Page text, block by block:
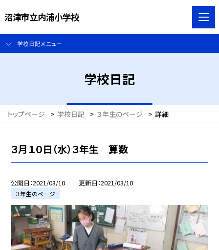
沼津市立内浦小学校
学校日記メニュー
学校日記
トップページ > 学校日記 > ３年生のページ > 詳細
３月１０日（水）３年生 算数
公開日 2021/03/10 更新日 2021/03/10
３年生のページ